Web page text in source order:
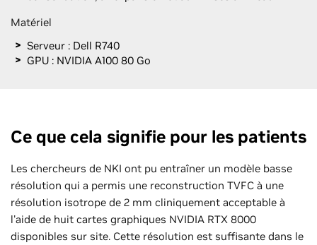
Matériel
Serveur : Dell R740
GPU : NVIDIA A100 80 Go
Ce que cela signifie pour les patients
Les chercheurs de NKI ont pu entraîner un modèle basse
résolution qui a permis une reconstruction TVFC à une
résolution isotrope de 2 mm cliniquement acceptable à
l'aide de huit cartes graphiques NVIDIA RTX 8000
disponibles sur site. Cette résolution est suffisante dans le